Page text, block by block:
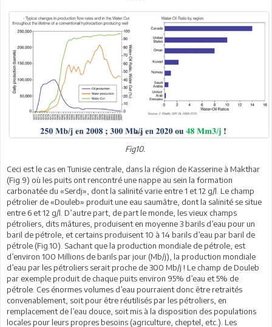
Fig10.
Ceci est le cas en Tunisie centrale, dans la région de Kasserine à Makthar
(Fig.9) où les puits ont rencontré une nappe au sein la formation
carbonatée du «Serdj», dont la salinité varie entre 1 et 12 g/l. Le champ
pétrolier de «Douleb» produit une eau saumâtre, dont la salinité se situe
entre 6 et 12 g/l. D’autre part, de part le monde, les vieux champs
pétroliers, dits mâtures, produisent en moyenne 3 barils d’eau pour un
baril de pétrole, et certains produisent 10 à 14 barils d’eau par baril de
pétrole (Fig.10). Sachant que la production mondiale de pétrole, est
d’environ 100 Millions de barils par jour (Mb/j), la production mondiale
d’eau par les pétroliers serait proche de 300 Mb/j ! Le champ de Douleb
par exemple produit de chaque puits environ 95% d’eau et 5% de
pétrole. Ces énormes volumes d’eau pourraient donc être retraités
convenablement, soit pour être réutilisés par les pétroliers, en
remplacement de l’eau douce, soit mis à la disposition des populations
locales pour leurs propres besoins (agriculture, cheptel, etc.). Les